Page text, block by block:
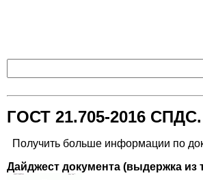
ГОСТ 21.705-2016
Получить больше информации по
Дайджест документа (выдержка из